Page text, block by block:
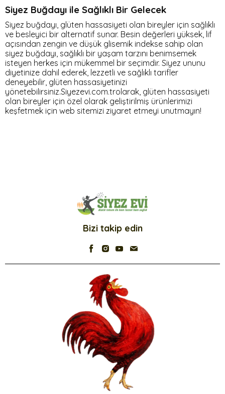
Siyez Buğdayı ile Sağlıklı Bir Gelecek
Siyez buğdayı, glüten hassasiyeti olan bireyler için sağlıklı
ve besleyici bir alternatif sunar. Besin değerleri yüksek, lif
açısından zengin ve düşük glisemik indekse sahip olan
siyez buğdayı, sağlıklı bir yaşam tarzını benimsemek
isteyen herkes için mükemmel bir seçimdir. Siyez ununu
diyetinize dahil ederek, lezzetli ve sağlıklı tarifler
deneyebilir, glüten hassasiyetinizi
yönetebilirsiniz.Siyezevi.com.trolarak, glüten hassasiyeti
olan bireyler için özel olarak geliştirilmiş ürünlerimizi
keşfetmek için web sitemizi ziyaret etmeyi unutmayın!
Bizi takip edin